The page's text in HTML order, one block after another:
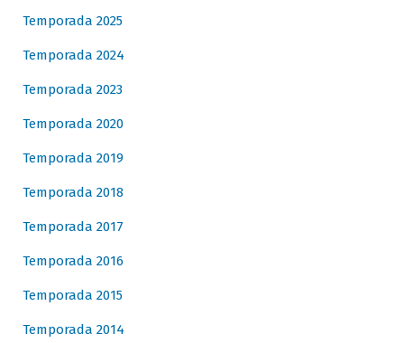
Temporada 2025
Temporada 2024
Temporada 2023
Temporada 2020
Temporada 2019
Temporada 2018
Temporada 2017
Temporada 2016
Temporada 2015
Temporada 2014